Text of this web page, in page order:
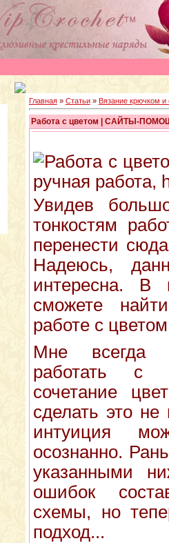
Главная» Статьи» Вязание крючком и
Работа с цветом | САЙТЫ-
Увидев
тонкостям
перенести
Надеюсь,
интересна. В
сможете
работе с
Мне всегда
работать с
сочетание
сделать это не
интуиция
осознанно.
указанными
ошибок
схемы, но
подход...